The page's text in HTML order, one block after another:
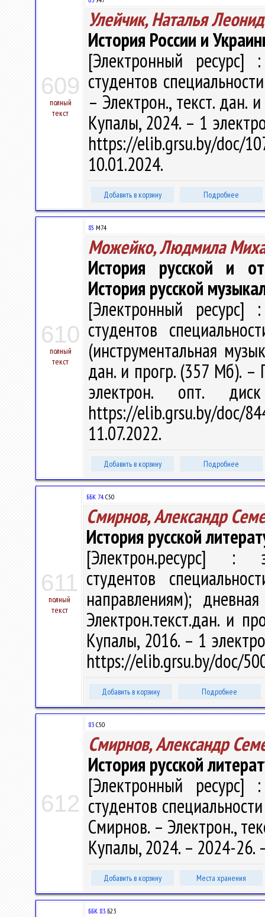
609
полный
текст
Улейчик, Наталья
История России и
[Электронный ресурс]
студентов
– Электрон., текст. дан.
Купалы, 2024. – 1
https://elib.grsu.by/doc/
10.01.2024.
Добавить в корзину Подробнее
610
полный
текст
85 М74
Можейко, Людмила
История русской и
История русской
[Электронный ресурс]
студентов
(инструментальная
дан. и прогр. (357 Мб). –
электрон. опт.
https://elib.grsu.by/
11.07.2022.
Добавить в корзину Подробнее
611
полный
текст
ББК 74.С50
Смирнов, Александр
История русской
[Электрон.ресурс] :
студентов
направлениям);
Электрон.текст.дан. и
Купалы, 2016. – 1
https://elib.grsu.by/doc/
Добавить в корзину Подробнее
612
83 С50
Смирнов, Александр
История русской
[Электронный ресурс]
студентов
Смирнов. – Электрон.,
Купалы, 2024. – 2024-
Добавить в корзину Места хранения
ББК 83.Б23